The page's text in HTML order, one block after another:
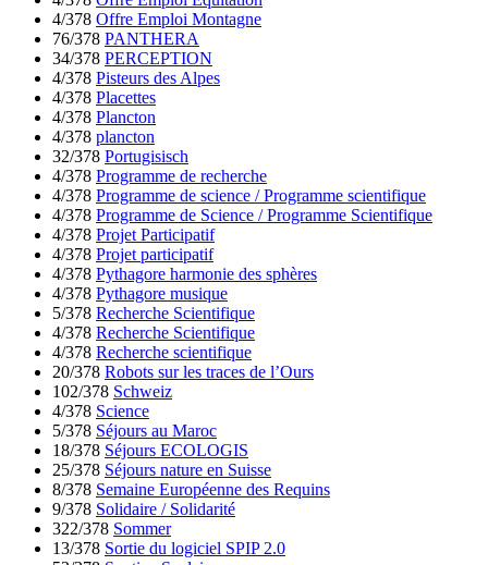
4/378 Offre Emploi Montagne
76/378 PANTHERA
34/378 PERCEPTION
4/378 Pisteurs des Alpes
4/378 Placettes
4/378 Plancton
4/378 plancton
32/378 Portugisisch
4/378 Programme de recherche
4/378 Programme de science / Programme scientifique
4/378 Programme de Science / Programme Scientifique
4/378 Projet Participatif
4/378 Projet participatif
4/378 Pythagore harmonie des sphères
4/378 Pythagore musique
5/378 Recherche Scientifique
4/378 Recherche Scientifique
4/378 Recherche scientifique
20/378 Robots sur les traces de l’Ours
102/378 Schweiz
4/378 Science
5/378 Séjours au Maroc
18/378 Séjours ECOLOGIS
25/378 Séjours nature en Suisse
8/378 Semaine Européenne des Requins
9/378 Solidaire / Solidarité
322/378 Sommer
13/378 Sortie du logiciel SPIP 2.0